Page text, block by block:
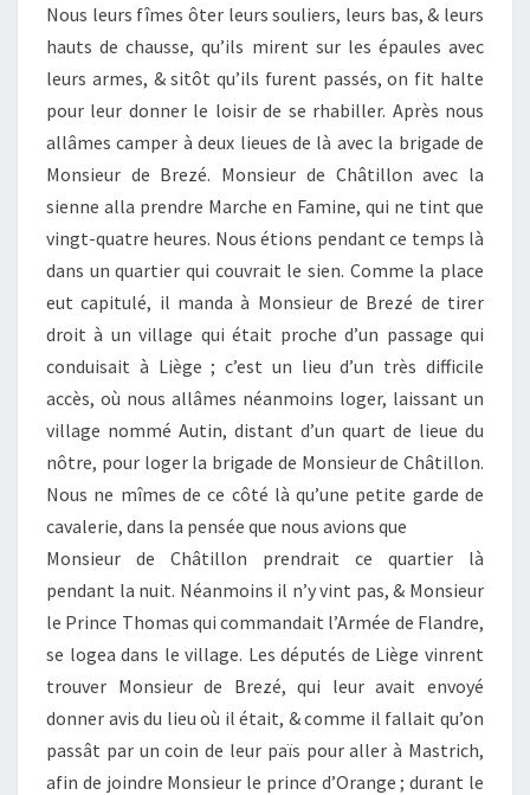
Nous leurs fîmes ôter leurs souliers, leurs bas, & leurs
hauts de chausse, qu’ils mirent sur les épaules avec
leurs armes, & sitôt qu’ils furent passés, on fit halte
pour leur donner le loisir de se rhabiller. Après nous
allâmes camper à deux lieues de là avec la brigade de
Monsieur de Brezé. Monsieur de Châtillon avec la
sienne alla prendre Marche en Famine, qui ne tint que
vingt-quatre heures. Nous étions pendant ce temps là
dans un quartier qui couvrait le sien. Comme la place
eut capitulé, il manda à Monsieur de Brezé de tirer
droit à un village qui était proche d’un passage qui
conduisait à Liège ; c’est un lieu d’un très difficile
accès, où nous allâmes néanmoins loger, laissant un
village nommé Autin, distant d’un quart de lieue du
nôtre, pour loger la brigade de Monsieur de Châtillon.
Nous ne mîmes de ce côté là qu’une petite garde de
cavalerie, dans la pensée que nous avions que
Monsieur de Châtillon prendrait ce quartier là
pendant la nuit. Néanmoins il n’y vint pas, & Monsieur
le Prince Thomas qui commandait l’Armée de Flandre,
se logea dans le village. Les députés de Liège vinrent
trouver Monsieur de Brezé, qui leur avait envoyé
donner avis du lieu où il était, & comme il fallait qu’on
passât par un coin de leur païs pour aller à Mastrich,
afin de joindre Monsieur le prince d’Orange ; durant le